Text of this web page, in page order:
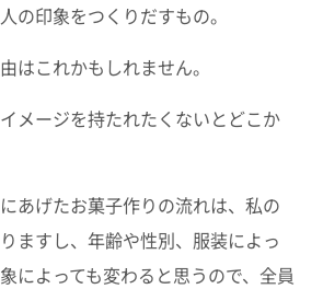
の印象をつくりだすもの。
はこれかもしれません。
メージを持たれたくないとどこか
あげたお菓子作りの流れは、私の
ますし、年齢や性別、服装によっ
によっても変わると思うので、全員